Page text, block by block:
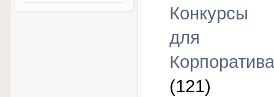
Конкурсы
для
Корпоратива
(121)